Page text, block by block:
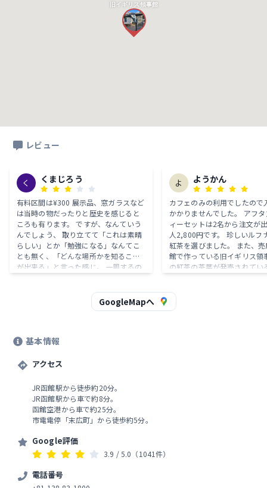
旧イギリス領事館
レビュー
く くまじろう
有料区間は¥300 展示品、窓ガラスなど
は当時の物だったりと歴史を感じると
ころも有ります。 ですが、なんていう
んでしょう、 取り立てて「これは素晴
らしい」とか「勉強になる」なんてこ
とも無く、「どんな場所かを知ること
が出来る」と言った感じ。 一周するの
よ ようかん
カフェのみの利用でしたので
かかりませんでした。 アフ
ィーセットは2名から注文が
人2,800円です。 珍しいルフ
紅茶を選びました。 また、
館で作っている旧イギリス領
の紅茶の茶葉が発売されてい
GoogleMapへ
基本情報
アクセス
JR函館駅から徒歩約20分。
JR函館駅から車で約8分。
函館空港から車で約25分。
市電電停「末広町」から徒歩約5分。
Google評価
3.9 / 5.0 （1041件）
電話番号